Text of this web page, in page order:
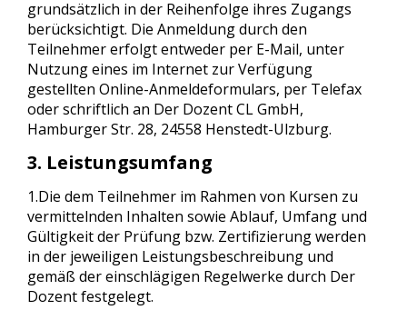
grundsätzlich in der Reihenfolge ihres Zugangs
berücksichtigt. Die Anmeldung durch den
Teilnehmer erfolgt entweder per E-Mail, unter
Nutzung eines im Internet zur Verfügung
gestellten Online-Anmeldeformulars, per Telefax
oder schriftlich an Der Dozent CL GmbH,
Hamburger Str. 28, 24558 Henstedt-Ulzburg.
3. Leistungsumfang
1.Die dem Teilnehmer im Rahmen von Kursen zu
vermittelnden Inhalten sowie Ablauf, Umfang und
Gültigkeit der Prüfung bzw. Zertifizierung werden
in der jeweiligen Leistungsbeschreibung und
gemäß der einschlägigen Regelwerke durch Der
Dozent festgelegt.